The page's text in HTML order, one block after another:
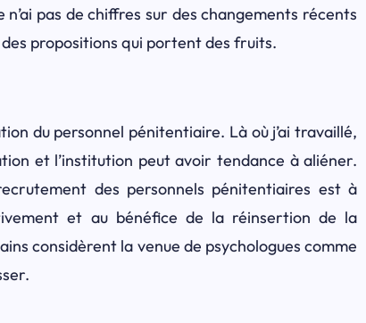
pas de chiffres sur des changements récents
propositions qui portent des fruits.
du personnel pénitentiaire. Là où j’ai travaillé,
et l’institution peut avoir tendance à aliéner.
des personnels pénitentiaires est à
et au bénéfice de la réinsertion de la
considèrent la venue de psychologues comme